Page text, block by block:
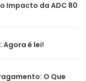
Impacto da ADC 80
é lei!
O Que